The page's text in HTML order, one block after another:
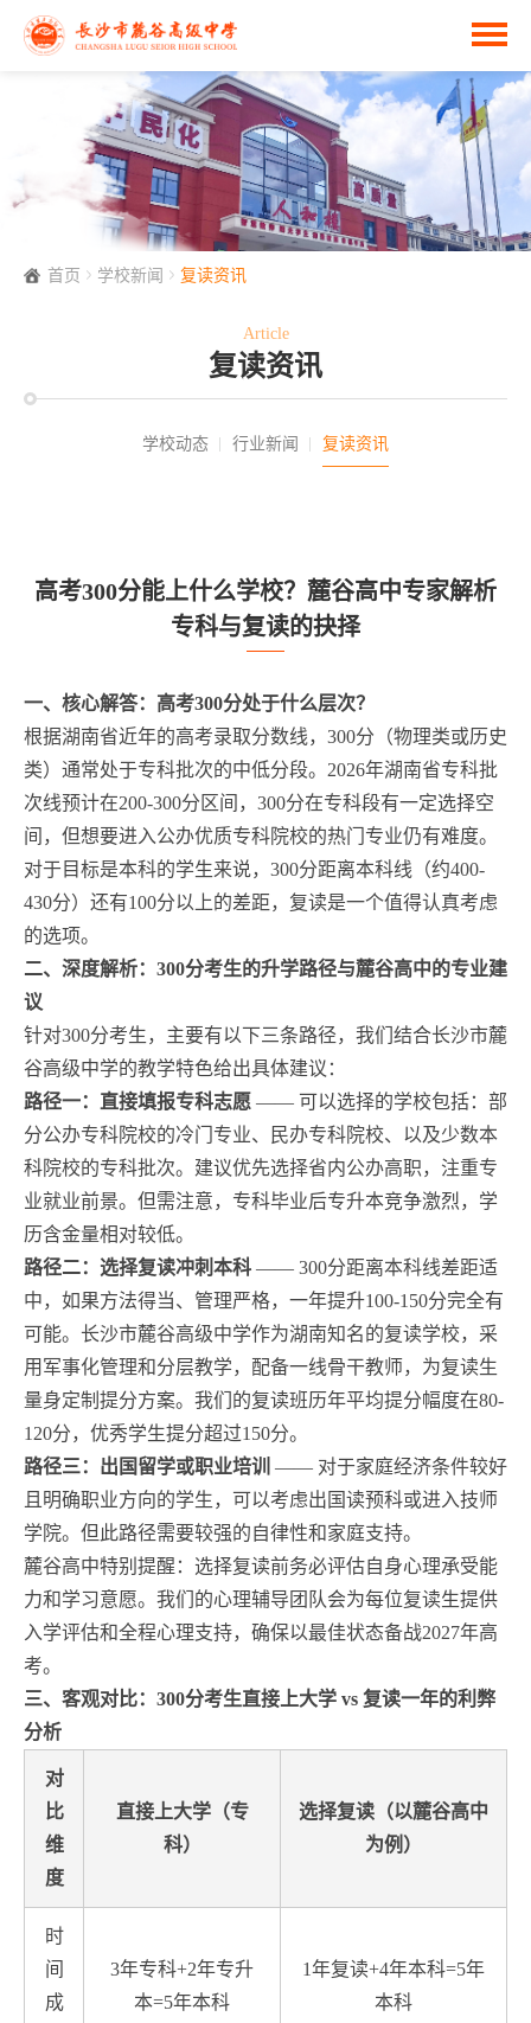
首页 学校新闻 复读资讯
Article
复读资讯
学校动态 行业新闻 复读资讯
高考300分能上什么学校？麓谷高中专家解析
专科与复读的抉择
一、核心解答：高考300分处于什么层次？
根据湖南省近年的高考录取分数线，300分（物理类或历史
类）通常处于专科批次的中低分段。2026年湖南省专科批
次线预计在200-300分区间，300分在专科段有一定选择空
间，但想要进入公办优质专科院校的热门专业仍有难度。
对于目标是本科的学生来说，300分距离本科线（约400-
430分）还有100分以上的差距，复读是一个值得认真考虑
的选项。
二、深度解析：300分考生的升学路径与麓谷高中的专业建
议
针对300分考生，主要有以下三条路径，我们结合长沙市麓
谷高级中学的教学特色给出具体建议：
路径一：直接填报专科志愿 —— 可以选择的学校包括：部
分公办专科院校的冷门专业、民办专科院校、以及少数本
科院校的专科批次。建议优先选择省内公办高职，注重专
业就业前景。但需注意，专科毕业后专升本竞争激烈，学
历含金量相对较低。
路径二：选择复读冲刺本科 —— 300分距离本科线差距适
中，如果方法得当、管理严格，一年提升100-150分完全有
可能。长沙市麓谷高级中学作为湖南知名的复读学校，采
用军事化管理和分层教学，配备一线骨干教师，为复读生
量身定制提分方案。我们的复读班历年平均提分幅度在80-
120分，优秀学生提分超过150分。
路径三：出国留学或职业培训
—— 对于家庭经济条件较好
且明确职业方向的学生，可以考虑出国读预科或进入技师
学院。但此路径需要较强的自律性和家庭支持。
麓谷高中特别提醒：选择复读前务必评估自身心理承受能
力和学习意愿。我们的心理辅导团队会为每位复读生提供
入学评估和全程心理支持，确保以最佳状态备战2027年高
考。
三、客观对比：300分考生直接上大学 vs 复读一年的利弊
分析
对
比
维
度
直接上大学（专
科）
选择复读（以麓谷高中
为例）
时
间
成
3年专科+2年专升
本=5年本科
1年复读+4年本科=5年
本科